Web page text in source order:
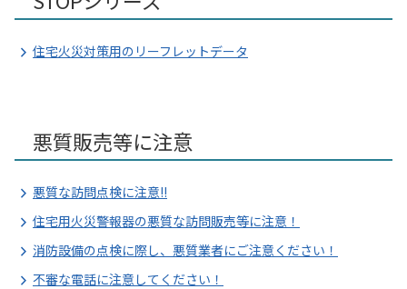
住宅火災対策用のリーフレットデータ
悪質販売等に注意
悪質な訪問点検に注意!!
住宅用火災警報器の悪質な訪問販売等に注意！
消防設備の点検に際し、悪質業者にご注意ください！
不審な電話に注意してください！